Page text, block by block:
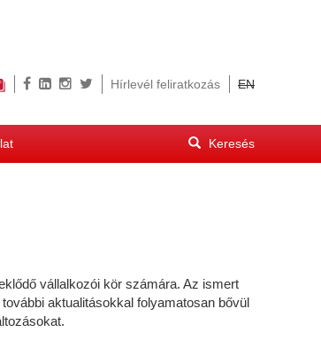
Hírlevél feliratkozás EN
Keresés
űrlap
vállalkozói kör számára. Az ismert
aktualitásokkal folyamatosan bővül